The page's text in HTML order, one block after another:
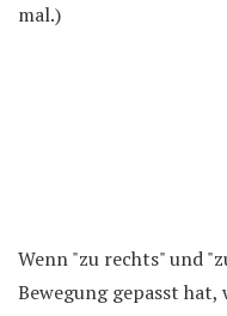
mal.)
Wenn "zu rechts" und
Bewegung gepasst